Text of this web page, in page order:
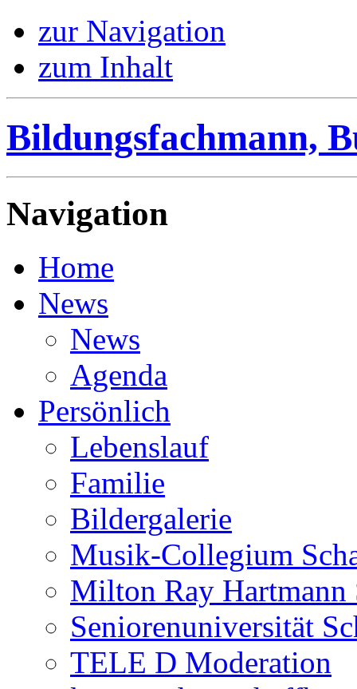
zur Navigation
zum Inhalt
Bildungsfachmann,
Navigation
Home
News
News
Agenda
Persönlich
Lebenslauf
Familie
Bildergalerie
Musik-Collegium
Milton Ray
Seniorenuniversität
TELE D Moderation